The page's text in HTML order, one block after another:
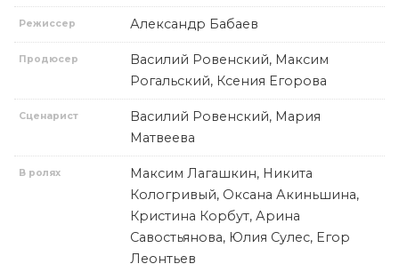
Режиссер Александр Бабаев
Продюсер
Василий Ровенский, Максим
Рогальский, Ксения Егорова
Сценарист
Василий Ровенский, Мария
Матвеева
В ролях
Максим Лагашкин, Никита
Кологривый, Оксана Акиньшина,
Кристина Корбут, Арина
Савостьянова, Юлия Сулес, Егор
Леонтьев